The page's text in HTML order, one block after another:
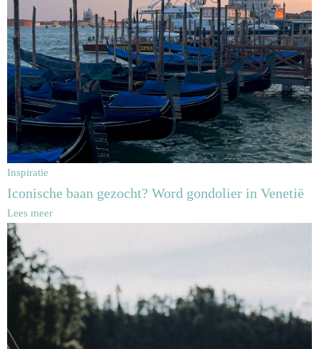
Inspiratie
Iconische baan gezocht? Word gondolier in Venetië
Lees meer